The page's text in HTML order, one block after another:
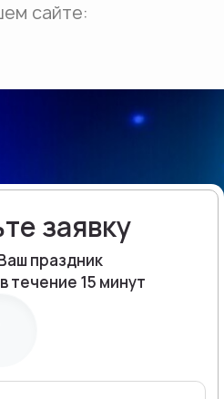
сайте:
заявку
праздник
течение 15 минут